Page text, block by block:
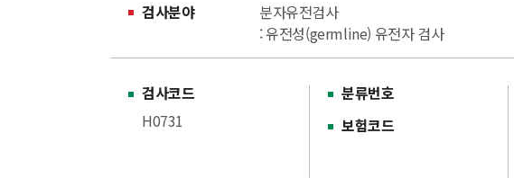
검사분야
분자유전검사
: 유전성(germline) 유전자 검사
검사코드
H0731
분류번호
보험코드